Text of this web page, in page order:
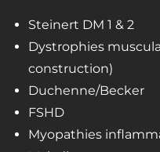
Steinert DM 1 & 2
Dystrophies
construction)
Duchenne/Becker
FSHD
Myopathies